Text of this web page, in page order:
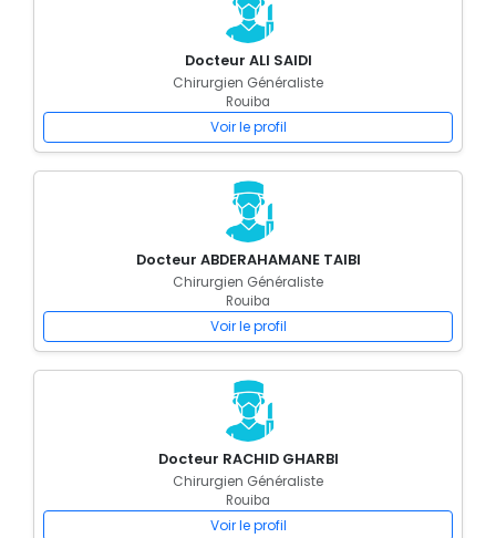
Docteur ALI SAIDI
Chirurgien Généraliste
Rouiba
Voir le profil
Docteur ABDERAHAMANE TAIBI
Chirurgien Généraliste
Rouiba
Voir le profil
Docteur RACHID GHARBI
Chirurgien Généraliste
Rouiba
Voir le profil